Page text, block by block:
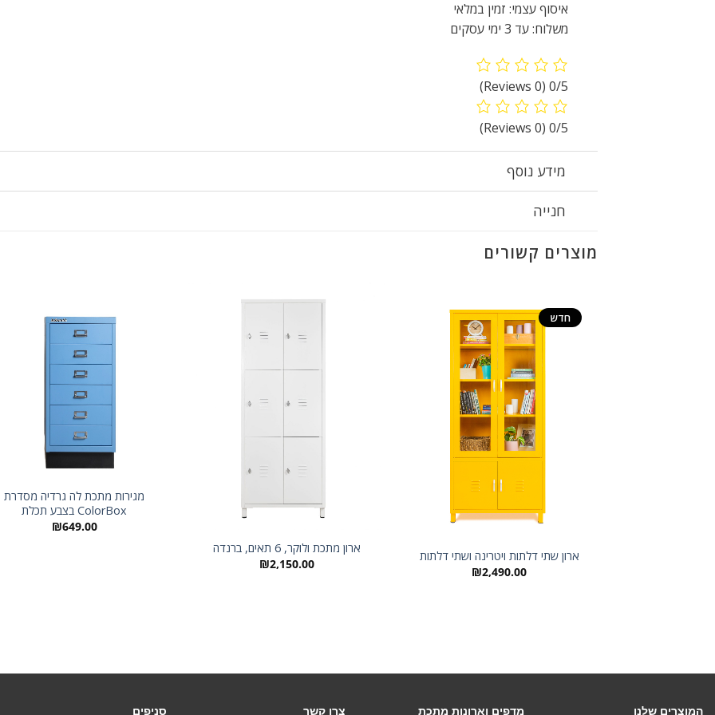
איסוף עצמי: זמין במלאי
משלוח: עד 3 ימי עסקים
0/5
(0 Reviews)
0/5
(0 Reviews)
מידע נוסף
חנייה
מוצרים קשורים
חדש
ארון שתי דלתות ויטרינה ושתי דלתות
₪2,490.00
ארון מתכת ולוקר, 6 תאים, ברנדה
₪2,150.00
מגירות מתכת לה גרדיה מסדרת
ColorBox בצבע תכלת
₪649.00
המוצרים שלנו מדפים וארונות מתכת צרו קשר סניפים